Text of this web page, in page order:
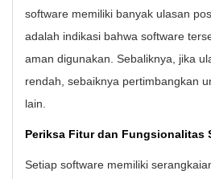
software memiliki banyak ulasan
adalah indikasi bahwa software
aman digunakan. Sebaliknya, jika
rendah, sebaiknya pertimbangkan
lain.
Periksa Fitur dan Fungsionalitas
Setiap software memiliki